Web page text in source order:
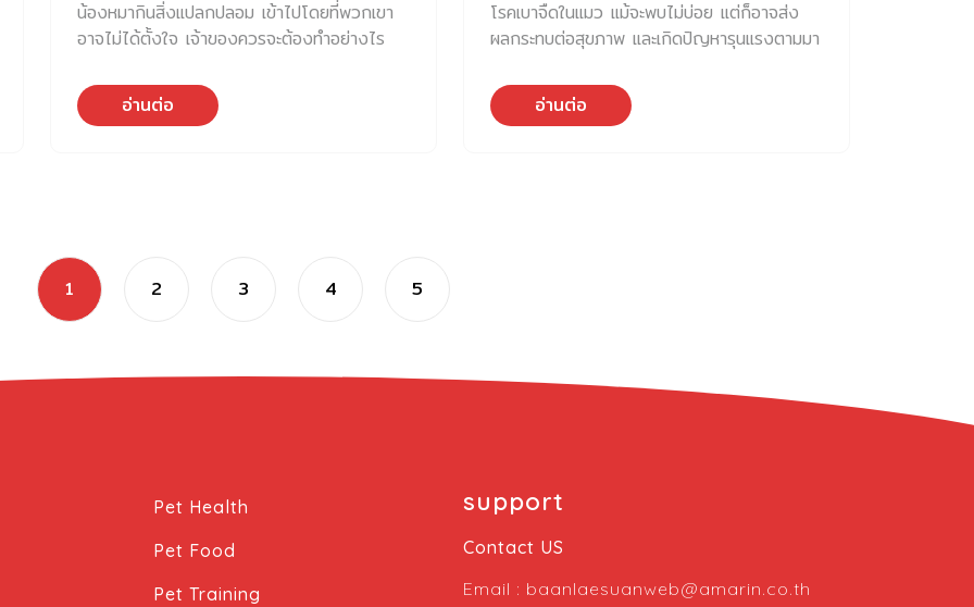
เรา เกิดอาการซึม ไม่กินข้าว และอาเจียน ตอน
แรกเราคิดว่าอาจจะกระเพาะอักเสบ แต่เมื่อพาไป
ชัดเจน… ตับอ่อนอักเสบ ชบาต้องนอนโรง
พยาบาล […]
สุนัข เมื่อ สุนัขอดอาหาร สุนัขไม่รู้จักคำว่า “อด
เพื่อสุขภาพ” หรือ “อดเพื่อดีท็อกซ์” เขาไม่เข้าใจ
ก่อนตรวจเลือด เขารู้เพียงสิ่งเดียว […]
น้องหมากินสิ่งแปลกปลอม เข้าไปโดยที่พวกเขา
อาจไม่ได้ตั้งใจ เจ้าของควรจะต้องทำอย่างไร
จนสายเกินแก้ สาเหตุส่วนใหญ่ที่ น้องหมากินสิ่ง
แปลกปลอม เพราะว่า น้องหมาใช้ปากสำรวจโลก
ลำไส้ ซึ่งเป็น ภาวะฉุกเฉินที่ต้องผ่าตัด และมี
โอกาสเสียชีวิตสูงถ้าไปไม่ทันเวลา สิ่งที่ทำให้เรื่อง
นี้อันตรายยิ่งขึ้น คือ “อาการไม่ได้มาให้เห็นทันที”
ดึกถึงเริ่มอาเจียนและทรุดอย่างรวดเร็ว เราเคย
ละเอียด 1. อาเจียนซ้ำ — อาเจียนหลังอาหารไม่
หรือไม่กินเลย — เกิดจากการอุดตันหรือปวดใน
ช่องท้อง 3. ซึม ไม่เล่น […]
อ่านต่อ
โรคเบาจืดในแมว แม้จะพบไม่บ่อย แต่ก็อาจส่ง
ผลกระทบต่อสุขภาพ และเกิดปัญหารุนแรงตามมา
DI) เป็นโรคที่พบได้น้อยมาก เป็นภาวะที่ร่างกาย
ของแมวขับน้ำออกจากร่างกายมากกว่าปกติ ส่ง
เกิดจากการขาดหรือสร้าง ADH ไม่เพียงพอ
เนื่องจากมีปัญหาที่สมองส่วนไฮโปธาลามัส
สมอง การอักเสบของสมอง การได้รับบาดเจ็บ
หรือมีการติดเชื้อ เป็นต้น 2. Nephrogenic
Diabetes Insipidus (NDI) เกิดจากความผิด
ปกติที่ไตไม่ตอบสนองต่อฮอร์โมน ADH […]
อ่านต่อ
1 2 3 4 5
Pet Health
Pet Food
Pet Training
support
Contact US
Email : baanlaesuanweb@amarin.co.th